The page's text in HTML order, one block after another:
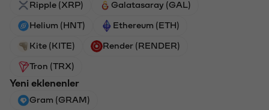
Ripple (XRP) Galatasaray (GAL)
Helium (HNT) Ethereum (ETH)
Kite (KITE) Render (RENDER)
Tron (TRX)
Yeni eklenenler
Gram (GRAM)